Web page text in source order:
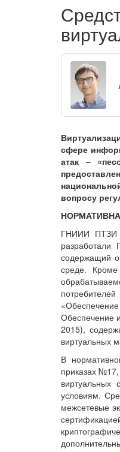
сфере
атак –
вопросу
ГНИИИ ПТЗИ
содержащий
среде.
Обеспечение
2015),
виртуальных
В
приказах
виртуальных
условиям.
межсетевые